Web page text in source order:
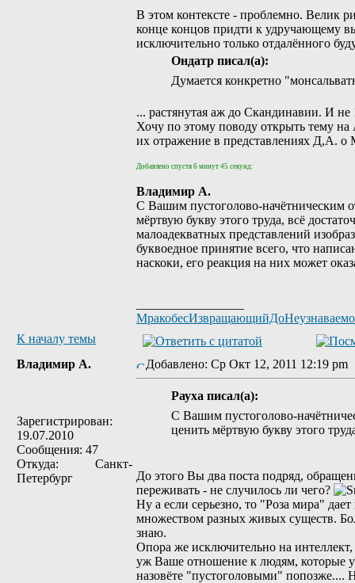
В этом контексте - проблемно. Велик
конце концов придти к удручающему
исключительно только отдалённого
Ондатр писал(а):
Думается конкретно
... растянутая аж до Скандинавии. И не
Хочу по этому поводу открыть тему на
их отражение в представлениях Д,А. о
Добавлено спустя 6 минут 45 секунд:
Владимир А.
С Вашим пустоголово-начётническим
мёртвую букву этого труда, всё
малоадекватных представлений
буквоедное принятие всего, что
наскоки, его реакция на них может
К началу темы
Владимир А.
Зарегистрирован:
19.07.2010
Сообщения: 47
Откуда: Санкт-
Петербург
Добавлено: Ср Окт 12, 2011 12:19
Рауха писал(а):
С Вашим пустоголово-
ценить мёртвую букву этого
До этого Вы два поста подряд,
переживать - не случилось ли чего?
Ну а если серьезно, то "Роза мира"
множеством разных живых существ.
знаю.
Опора же исключительно на
уж Ваше отношение к людям, которые
назовёте "пустоголовыми"